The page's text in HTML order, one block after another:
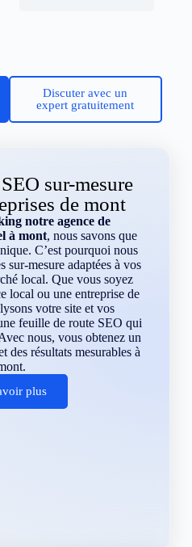
Discuter avec un
expert gratuitement
sur-mesure
de mont
notre agence de
à mont, nous savons que
C’est pourquoi nous
sur-mesure adaptées à vos
local. Que vous soyez
local ou une entreprise de
votre site et vos
feuille de route SEO qui
nous, vous obtenez un
des résultats mesurables à
plus